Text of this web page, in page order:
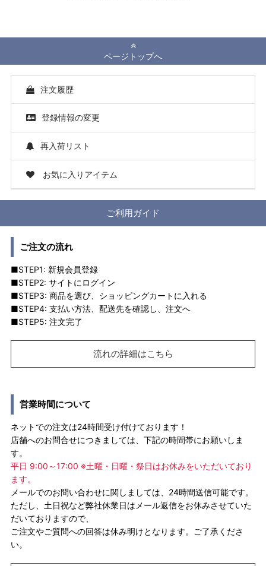
ページトップへ
注文履歴
登録情報の変更
再入荷リスト
お気に入りアイテム
ご利用ガイド
ご注文の流れ
■STEP1: 新規会員登録
■STEP2: サイトにログイン
■STEP3: 商品を選び、ショッピングカートに入れる
■STEP4: 支払い方法、配送先を確認し、注文へ
■STEP5: 注文完了
流れの詳細はこちら
営業時間について
ネットでの注文は24時間受け付けております！
店舗へのお問合せにつきましては、下記の時間帯にお願いしま
す。
平日 9:00～17:00 ※土曜・日曜・祭日はお休みをいただいており
ます。
メールでのお問い合わせに関しましては、24時間送信可能です。
ただし、土日祝など弊社休業日はメール返信をお休みさせていた
だいておりますので、
ご注文やご質問への回答は休み明けとなります。ご了承くださ
い。